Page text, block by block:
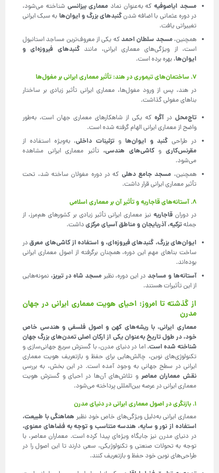
مسجد ایاصوفیهکه به‌عنوان نماد معماری بیزانسی شناخته می‌شود،
در دوره عثمانی با اضافه شدنگنبد‌های بزرگ و ایوان‌ها به سبک ایرانی
تغییراتی یافت.
همچنین،مسجد سلطان احمدکه یکی از معروف‌ترین مساجد استانبول
است، از ویژگی‌های معماری ایرانی، مانندگنبدهای فیروزه‌ای و
ایوان‌ها، بهره برده است.
۷. ساختمان‌های تیموری در هند: تأثیر معماری ایرانی بر مغول‌ها
در هند، پس از ورود مغول‌ها، معماری ایرانی تأثیر زیادی بر ساختار
بناهای مغولی گذاشت.
تاج‌محل درآگره که یکی از شاهکارهای معماری جهان است، به‌طور
واضح از معماری ایرانی الهام گرفته شده است.
در طراحی گنبد و ایوان‌ها و تزئینات داخلی، به‌ویژه استفاده از
مقرنس‌کاری وکاشی‌های هندسی، تأثیر معماری ایرانی مشاهده
می‌شود.
همچنین، مسجد جامع دهلی که در دوره مغولان ساخته شد، تحت
تأثیر معماری ایرانی قرار داشت.
۸. آستانه‌های قاجاریه و تأثیر آن بر معماری اسلامی
در دوران قاجاریهنیز معماری ایرانی تأثیر زیادی بر کشورهای هم‌مرز، از
جملهترکیه، آذربایجان و مناطق آسیای مرکزی داشت.
ایوان‌های بزرگ، گنبدهای فیروزه‌ای، و استفاده از کاشی‌های معرقدر
ساخت بناهای مهم این دوره، همچنان برگرفته از اصول معماری ایرانی
بوده‌اند.
آستانه‌ها و مساجددر این دوره، نظیرمسجد شاه در تبریز، نمونه‌هایی
از این تأثیرات هستند.
از گذشته تا امروز: احیای هویت معماری ایرانی در جهان
مدرن
معماری ایرانی، با ریشه‌های کهن و اصول فلسفی و هندسی خاص
خود، در طول تاریخ به‌عنوان یکی از ارکان اصلی تمدن‌های بزرگ جهان
شناخته شده است. اما در دنیای مدرن، با گسترش سریع جهانی‌سازی و
تکنولوژی‌های نوین، چالش‌هایی برای حفظ و بازتعریف هویت معماری
ایرانی در سطح جهانی به وجود آمده است. در این بخش، به بررسی
نقش معماران معاصر و تلاش‌های آن‌ها در احیای و گسترش هویت
معماری ایرانی در عرصه بین‌المللی پرداخته می‌شود.
۱. بازنگری در اصول معماری ایرانی در دنیای مدرن
معماری ایرانی به‌دلیل ویژگی‌های خاص خود نظیر هماهنگی با طبیعت،
استفاده از نور و سایه، هندسه متناسب و توجه به فضاهای معنوی،
در دنیای مدرن نیز جایگاه ویژه‌ای پیدا کرده است. معماران معاصر، با
توجه به تحولات صنعتی و تکنولوژیکی، سعی دارند تا این اصول را در
طراحی‌های نوین خود حفظ و بازتعریف کنند.